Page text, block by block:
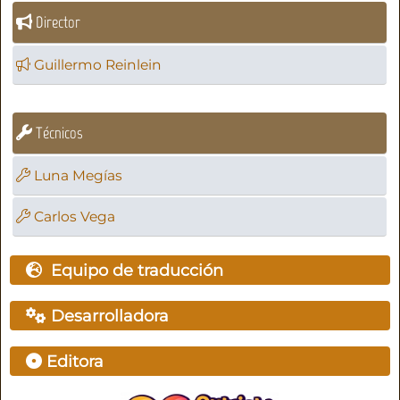
Director
Guillermo Reinlein
Técnicos
Luna Megías
Carlos Vega
Equipo de traducción
Desarrolladora
Editora